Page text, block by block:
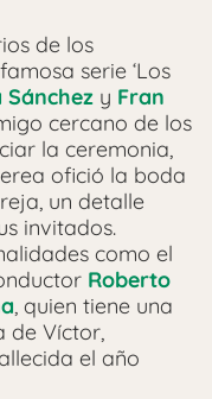
de los
serie ‘Los
Sánchez y Fran
cercano de los
la ceremonia,
ofició la boda
un detalle
invitados.
como el
Roberto
, quien tiene una
de Víctor,
el año